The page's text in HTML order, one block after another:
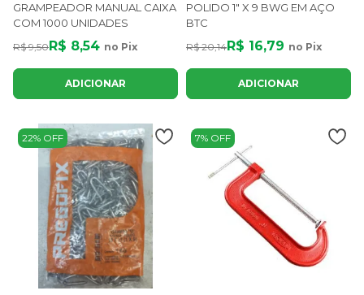
GRAMPEADOR MANUAL CAIXA
COM 1000 UNIDADES
R$ 9,50R$ 8,54 no Pix
ADICIONAR
POLIDO 1" X 9 BWG EM AÇO
BTC
R$ 20,14R$ 16,79 no Pix
ADICIONAR
22% OFF 7% OFF